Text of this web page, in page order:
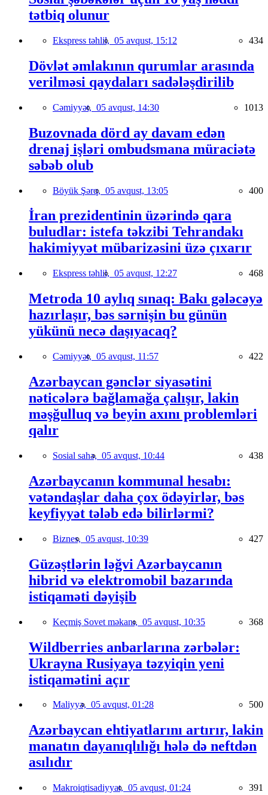
tətbiq olunur
Ekspress təhlil, 05 avqust, 15:12 434
Dövlət əmlakının qurumlar arasında
verilməsi qaydaları sadələşdirilib
Cəmiyyət, 05 avqust, 14:30 1013
Buzovnada dörd ay davam edən
drenaj işləri ombudsmana müraciətə
səbəb olub
Böyük Şərq, 05 avqust, 13:05 400
İran prezidentinin üzərində qara
buludlar: istefa təkzibi Tehrandakı
hakimiyyət mübarizəsini üzə çıxarır
Ekspress təhlil, 05 avqust, 12:27 468
Metroda 10 aylıq sınaq: Bakı gələcəyə
hazırlaşır, bəs sərnişin bu günün
yükünü necə daşıyacaq?
Cəmiyyət, 05 avqust, 11:57 422
Azərbaycan gənclər siyasətini
nəticələrə bağlamağa çalışır, lakin
məşğulluq və beyin axını problemləri
qalır
Sosial sahə, 05 avqust, 10:44 438
Azərbaycanın kommunal hesabı:
vətəndaşlar daha çox ödəyirlər, bəs
keyfiyyət tələb edə bilirlərmi?
Biznes, 05 avqust, 10:39 427
Güzəştlərin ləğvi Azərbaycanın
hibrid və elektromobil bazarında
istiqaməti dəyişib
Keçmiş Sovet məkanı, 05 avqust, 10:35 368
Wildberries anbarlarına zərbələr:
Ukrayna Rusiyaya təzyiqin yeni
istiqamətini açır
Maliyyə, 05 avqust, 01:28 500
Azərbaycan ehtiyatlarını artırır, lakin
manatın dayanıqlılığı hələ də neftdən
asılıdır
Makroiqtisadiyyat, 05 avqust, 01:24 391